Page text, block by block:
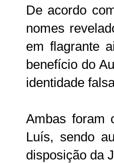
De acordo
nomes
em flagrante
benefício do
identidade
Ambas foram
Luís, sendo
disposição da